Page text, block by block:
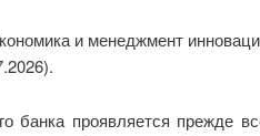
и менеджмент
банка проявляется прежде